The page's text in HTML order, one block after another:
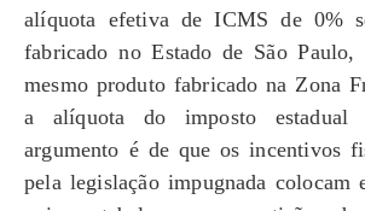
alíquota efetiva de ICMS de 0%
fabricado no Estado de São Paulo,
mesmo produto fabricado na Zona
a alíquota do imposto
argumento é de que os incentivos
pela legislação impugnada